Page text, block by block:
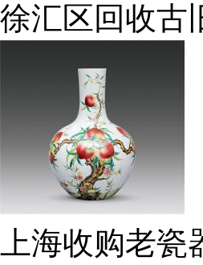
徐汇区回收古
上海收购老